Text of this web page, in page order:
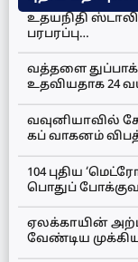
உதயநிதி
பரபரப்பு…
வத்தளை
உதவியதாக 24
வவுனியாவில்
கப் வாகனம்
104 புதிய
பொதுப்
ஏலக்காயின்
வேண்டிய